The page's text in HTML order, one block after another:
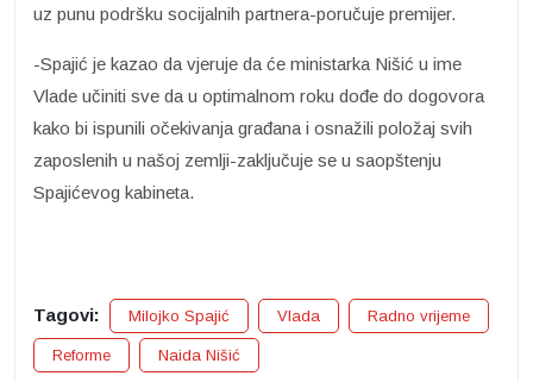
uz punu podršku socijalnih partnera-poručuje premijer.
-Spajić je kazao da vjeruje da će ministarka Nišić u ime
Vlade učiniti sve da u optimalnom roku dođe do dogovora
kako bi ispunili očekivanja građana i osnažili položaj svih
zaposlenih u našoj zemlji-zaključuje se u saopštenju
Spajićevog kabineta.
Tagovi: Milojko Spajić Vlada Radno vrijeme
Reforme Naida Nišić